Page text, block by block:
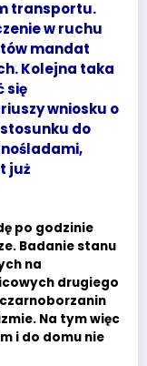
transportu.
w ruchu
mandat
Kolejna taka
się
wniosku o
do
już
po godzinie
Badanie stanu
na
drugiego
Na tym więc
i do domu nie